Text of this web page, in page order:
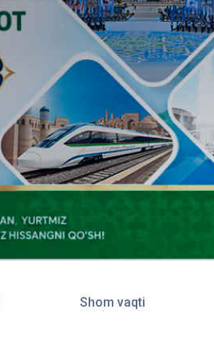
Shom vaqti